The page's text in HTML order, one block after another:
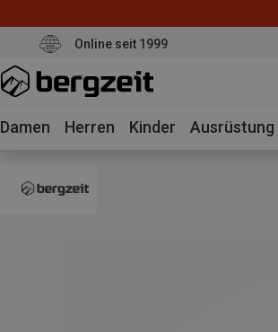
Online seit 1999
Damen Herren Kinder Ausrüstung